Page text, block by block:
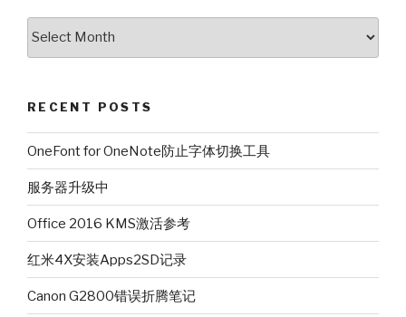
RECENT POSTS
OneFont for OneNote防止字体切换工具
服务器升级中
Office 2016 KMS激活参考
红米4X安装Apps2SD记录
Canon G2800错误折腾笔记